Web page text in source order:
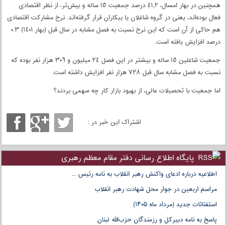
همچنین در بهار امسال، ٤١,٢ درصد جمعیت ١٥ ساله و بیش‌تر، از نظر اقتصادی
فعال بوده‌اند، یعنی در گروه شاغلان یا بیکاران قرار گرفته‌اند. نرخ مشارکت اقتصادی
هم حاکی از آن است که این نرخ نسبت به فصل مشابه در سال قبل (بهار ١٤٠١) ٠.٣
درصد افزایش یافته است.
جمعیت شاغلین ١٥ ساله و بیشتر در این فصل ٢٤ میلیون و ٣٠٦ هزار نفر بوده که
نسبت به فصل مشابه سال قبل ٧٢٨ هزار نفر افزایش داشته است.
اما جمعیت با تحصیلات عالی، از بهبود بازار کار چه سهمی بردند؟
اشتراک این خبر در :
پایگاه اطلاع رسانی دفتر مقام معظم رهبری
اطلاعیه درباره ادعای واکنش رهبر انقلاب به نامه رئیس ...
مراسم اربعین در جوار محل شهادت رهبر انقلاب
استفتائات جدید (مرداد ماه ۱۴۰۵)
پاسخ به نامه دبیرکل و رزمندگان حزب‌الله لبنان